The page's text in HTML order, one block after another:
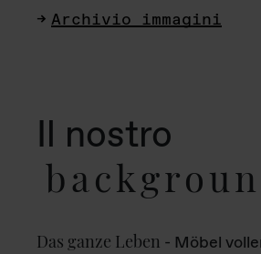
Archivio immagini
Il nostro
Das ganze Leben - Möbel